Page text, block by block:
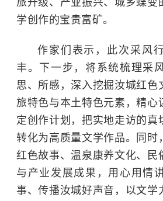
学创作的宝贵富矿。
作家们表示，此次采风
丰。下一步，将系统梳理采
思、所感，深入挖掘汝城红色
旅特色与本土特色元素，精心
定创作计划，把实地走访的真
转化为高质量文学作品。同时
红色故事、温泉康养文化、民
与产业发展成果，用心用情
事、传播汝城好声音，以文学